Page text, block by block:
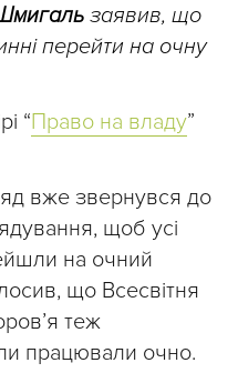
заявив, що
перейти на очну
“Право на владу”
вже звернувся до
щоб усі
на очний
що Всесвітня
теж
працювали очно.